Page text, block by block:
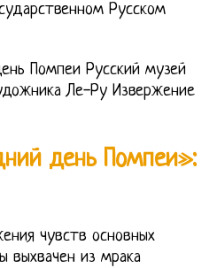
Русском
Помпеи Русский музей
Ле-Ру Извержение
день Помпеи»:
чувств основных
выхвачен из мрака